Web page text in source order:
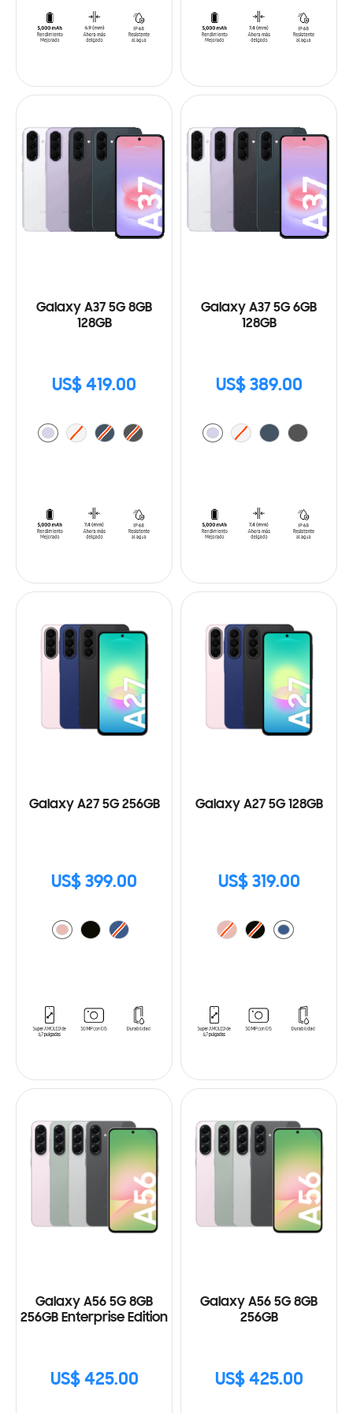
Galaxy A37 5G 8GB
128GB
US$ 419.00
Galaxy A37 5G 6GB
128GB
US$ 389.00
Galaxy A27 5G 256GB
US$ 399.00
Galaxy A27 5G 128GB
US$ 319.00
Galaxy A56 5G 8GB
256GB Enterprise Edition
US$ 425.00
Galaxy A56 5G 8GB
256GB
US$ 425.00